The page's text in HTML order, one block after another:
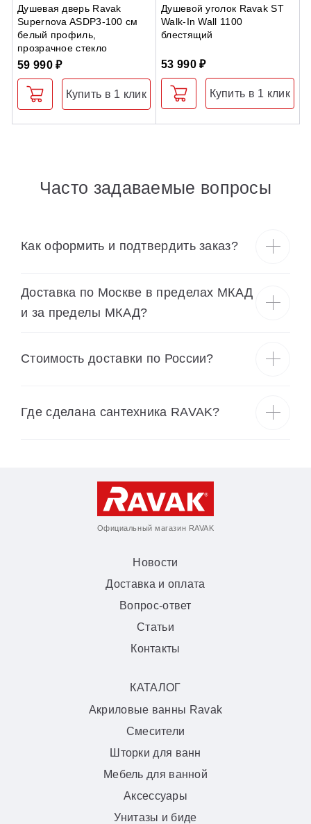
Душевая дверь Ravak
Supernova ASDP3-100 см
белый профиль,
прозрачное стекло
59 990 ₽
Купить в 1 клик
Душевой уголок Ravak ST
Walk-In Wall 1100
блестящий
53 990 ₽
Купить в 1 клик
Часто задаваемые вопросы
Как оформить и подтвердить заказ?
Доставка по Москве в пределах МКАД
и за пределы МКАД?
Cтоимость доставки по России?
Где сделана сантехника RAVAK?
Официальный магазин RAVAK
Новости
Доставка и оплата
Вопрос-ответ
Статьи
Контакты
КАТАЛОГ
Акриловые ванны Ravak
Смесители
Шторки для ванн
Мебель для ванной
Аксессуары
Унитазы и биде